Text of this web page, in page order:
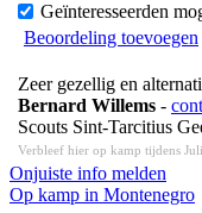
Geïnteresseerden
Beoordeling toevoegen
Zeer gezellig en
Bernard Willems -
Scouts Sint-Tarcitius
Verbleef hier op kamp tijdens
Onjuiste info melden
Op kamp in Montenegro